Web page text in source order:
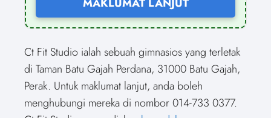
MAKLUMAT LANJUT
Ct Fit Studio ialah sebuah gimnasios yang terletak
di Taman Batu Gajah Perdana, 31000 Batu Gajah,
Perak. Untuk maklumat lanjut, anda boleh
menghubungi mereka di nombor 014-733 0377.